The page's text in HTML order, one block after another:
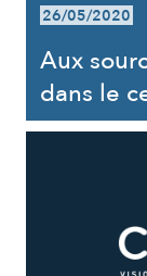
26/05/2020
Aux
dans le